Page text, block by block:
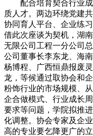
配合培育契合行业成
质人才。两边环绕党建
协同育人平台、企业练
借此次座谈为契机，湖
无限公司工程一分公司
公司董事长李东龙、海
杨博程、广西恒鼎报废
龙，等候通过取协会和
粉饰行业的市场规模、
企合做模式、行业成长
要求等问题，学院拟推
化调整。协会专家及企
高的专业要乞降更广的